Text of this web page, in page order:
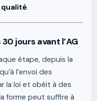
.
jours avant l’AG
étape, depuis la
l’envoi des
la loi et obéit à des
forme peut suffire à